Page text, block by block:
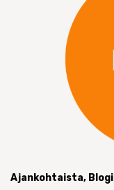
Ajankohtaista, Blogi